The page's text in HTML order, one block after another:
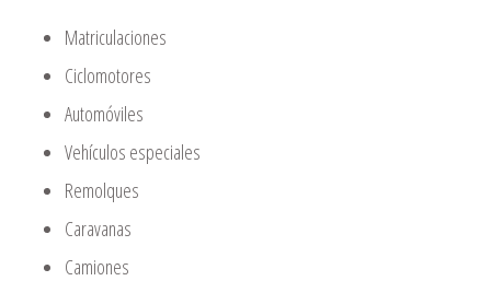
Matriculaciones
Ciclomotores
Automóviles
Vehículos especiales
Remolques
Caravanas
Camiones